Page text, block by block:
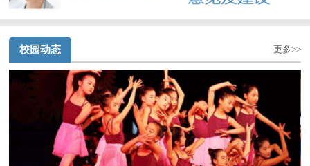
校园动态 更多>>